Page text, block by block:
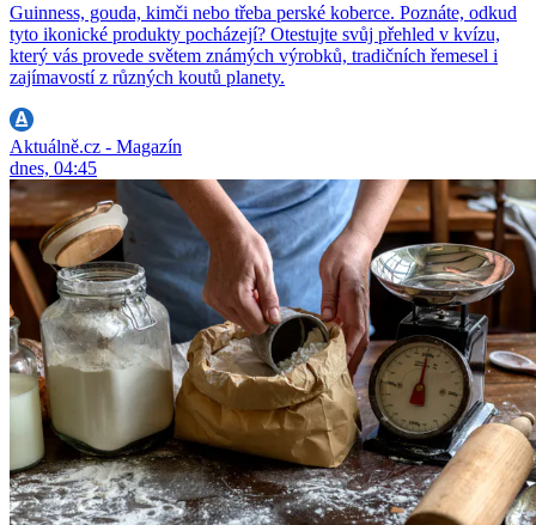
Guinness, gouda, kimči nebo třeba perské koberce. Poznáte, odkud
tyto ikonické produkty pocházejí? Otestujte svůj přehled v kvízu,
který vás provede světem známých výrobků, tradičních řemesel i
zajímavostí z různých koutů planety.
Aktuálně.cz - Magazín
dnes, 04:45